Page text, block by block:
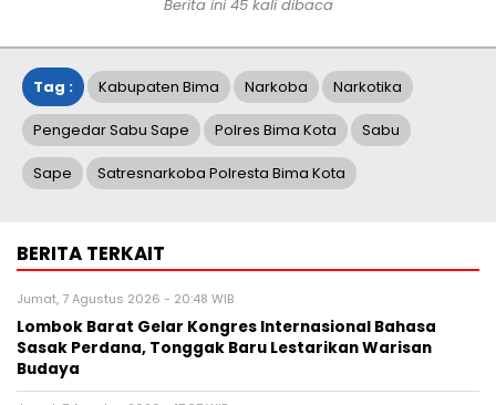
Berita ini 45 kali dibaca
Tag : Kabupaten Bima Narkoba Narkotika
Pengedar Sabu Sape Polres Bima Kota Sabu
Sape Satresnarkoba Polresta Bima Kota
BERITA TERKAIT
Jumat, 7 Agustus 2026 - 20:48 WIB
Lombok Barat Gelar Kongres Internasional Bahasa
Sasak Perdana, Tonggak Baru Lestarikan Warisan
Budaya